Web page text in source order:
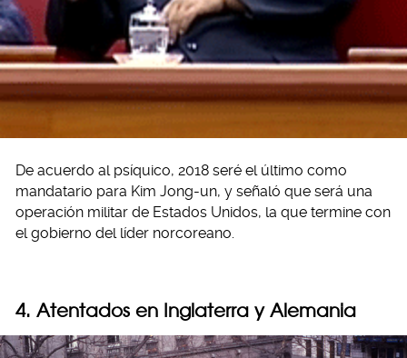
De acuerdo al psíquico, 2018 seré el último como
mandatario para Kim Jong-un, y señaló que será una
operación militar de Estados Unidos, la que termine con
el gobierno del líder norcoreano.
4. Atentados en Inglaterra y Alemania